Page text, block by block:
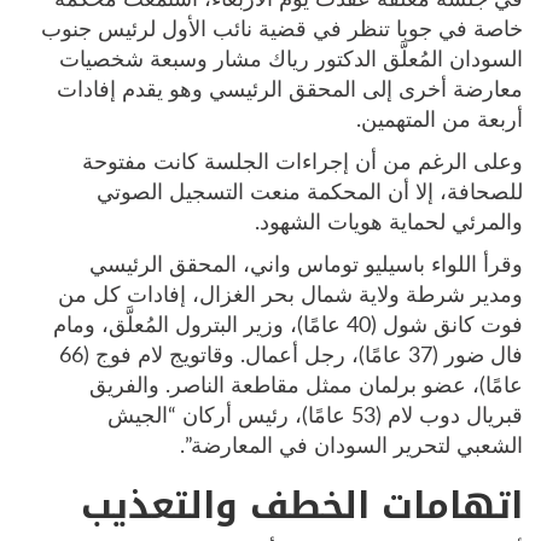
خاصة في جوبا تنظر في قضية نائب الأول لرئيس جنوب
السودان المُعلَّق الدكتور رياك مشار وسبعة شخصيات
معارضة أخرى إلى المحقق الرئيسي وهو يقدم إفادات
أربعة من المتهمين.
وعلى الرغم من أن إجراءات الجلسة كانت مفتوحة
للصحافة، إلا أن المحكمة منعت التسجيل الصوتي
والمرئي لحماية هويات الشهود.
وقرأ اللواء باسيليو توماس واني، المحقق الرئيسي
ومدير شرطة ولاية شمال بحر الغزال، إفادات كل من
فوت كانق شول (40 عامًا)، وزير البترول المُعلَّق، ومام
فال ضور (37 عامًا)، رجل أعمال. وقاتويج لام فوج (66
عامًا)، عضو برلمان ممثل مقاطعة الناصر. والفريق
قبريال دوب لام (53 عامًا)، رئيس أركان “الجيش
الشعبي لتحرير السودان في المعارضة”.
اتهامات الخطف والتعذيب